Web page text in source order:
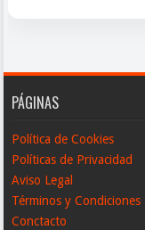
PÁGINAS
Política de Cookies
Políticas de Privacidad
Aviso Legal
Términos y Condiciones
Conctacto